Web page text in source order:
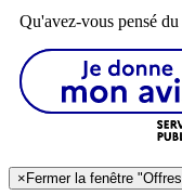
Qu'avez-vous pensé
×Fermer la fenêtre